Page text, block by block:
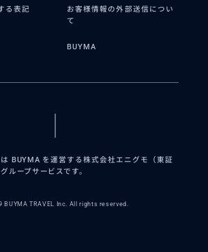
る表記
お客様情報の外部送信につい
て
BUYMA
は BUYMA を運営する株式会社エニグモ（東証
ループサービスです。
BUYMA TRAVEL Inc. All rights reserved.